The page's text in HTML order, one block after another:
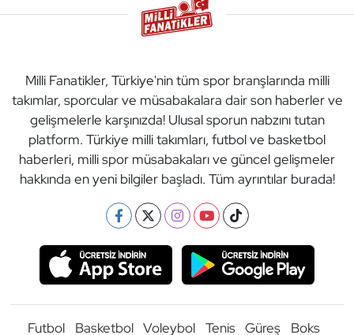
Milli Fanatikler, Türkiye'nin tüm spor branşlarında milli
takımlar, sporcular ve müsabakalara dair son haberler ve
gelişmelerle karşınızda! Ulusal sporun nabzını tutan
platform. Türkiye milli takımları, futbol ve basketbol
haberleri, milli spor müsabakaları ve güncel gelişmeler
hakkında en yeni bilgiler başladı. Tüm ayrıntılar burada!
Futbol Basketbol Voleybol Tenis Güreş
Boks